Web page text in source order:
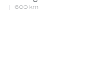
600 km